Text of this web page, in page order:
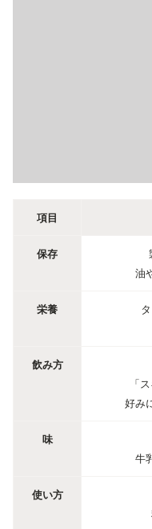
項目
保存
油
栄養
飲み方
「
好み
味
牛
使い方